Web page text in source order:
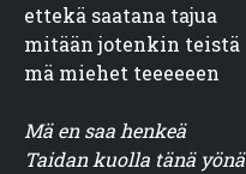
ettekä saatana tajua
mitään jotenkin teistä
mä miehet teeeeeen
Mä en saa henkeä
Taidan kuolla tänä yönä